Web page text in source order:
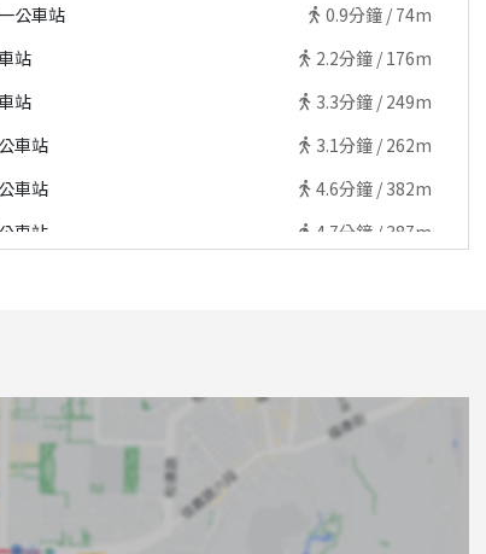
公車站 0.9分鐘 / 74m
站 2.2分鐘 / 176m
站 3.3分鐘 / 249m
車站 3.1分鐘 / 262m
車站 4.6分鐘 / 382m
車站 4.7分鐘 / 387m